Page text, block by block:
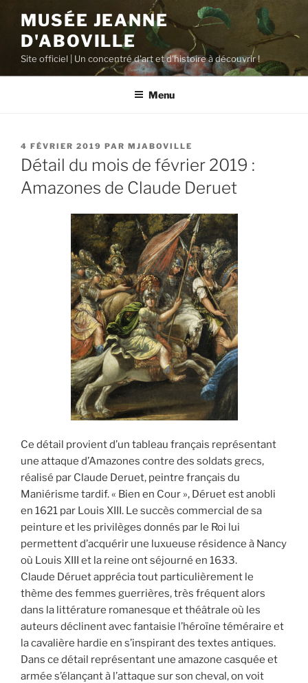
contenu
principal
MUSÉE JEANNE
D'ABOVILLE
Site officiel | Un concentré d'art et d'histoire à découvrir !
Menu
PUBLIÉ
LE
4 FÉVRIER 2019 PAR MJABOVILLE
Détail du mois de février 2019 :
Amazones de Claude Deruet
Ce détail provient d’un tableau français représentant
une attaque d’Amazones contre des soldats grecs,
réalisé par Claude Deruet, peintre français du
Maniérisme tardif. « Bien en Cour », Déruet est anobli
en 1621 par Louis XIII. Le succès commercial de sa
peinture et les privilèges donnés par le Roi lui
permettent d’acquérir une luxueuse résidence à Nancy
où Louis XIII et la reine ont séjourné en 1633.
Claude Déruet apprécia tout particulièrement le
thème des femmes guerrières, très fréquent alors
dans la littérature romanesque et théâtrale où les
auteurs déclinent avec fantaisie l’héroïne téméraire et
la cavalière hardie en s’inspirant des textes antiques.
Dans ce détail représentant une amazone casquée et
armée s’élançant à l’attaque sur son cheval, on voit